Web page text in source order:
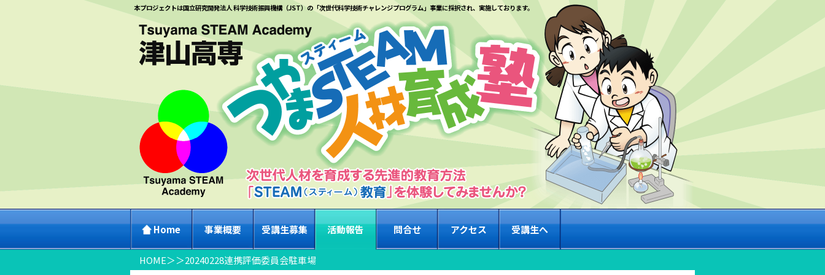
本プロジェクトは国立研究開発法人 科学技術振興機構（JST）の「次世代科学技術チャレンジプログラム」事業に採択され、実施しております。
Home 事業概要 受講生募集 活動報告 問合せ アクセス 受講生へ
HOME＞＞20240228連携評価委員会駐車場